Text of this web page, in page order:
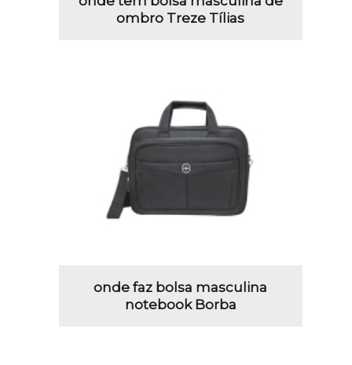
ombro Treze Tílias
onde faz bolsa masculina
notebook Borba